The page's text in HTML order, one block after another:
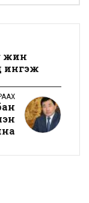
жин
ингэж